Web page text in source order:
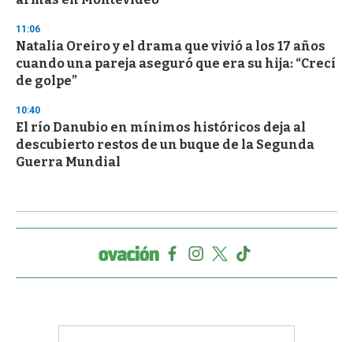
11:06
Natalia Oreiro y el drama que vivió a los 17 años
cuando una pareja aseguró que era su hija: “Crecí
de golpe”
10:40
El río Danubio en mínimos históricos deja al
descubierto restos de un buque de la Segunda
Guerra Mundial